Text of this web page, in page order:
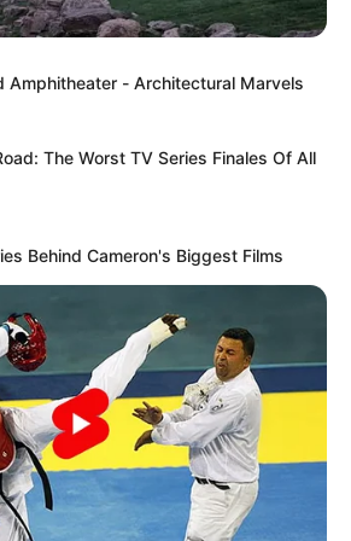
de Cundinamarca
vía Tunja - Bogotá: hay varias
Amphitheater - Architectural Marvels
The Worst TV Series Finales Of All
Behind Cameron's Biggest Films